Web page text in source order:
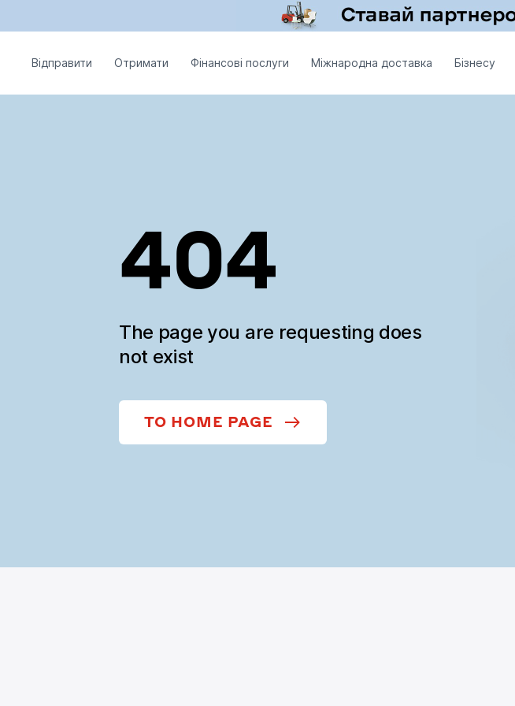
Відправити Отримати Фінансові послуги Міжнародна доставка Бізнесу
404
The page you are requesting does
not exist
TO HOME PAGE